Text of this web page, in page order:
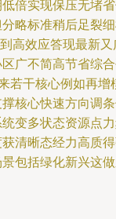
倍实现保压无堵
略标准稍后足裂
高效应答现最新
广不简高节省综
若干核心例如再增
核心快速方向调
变多状态资源点
清晰态经力高质
包括绿化新兴这